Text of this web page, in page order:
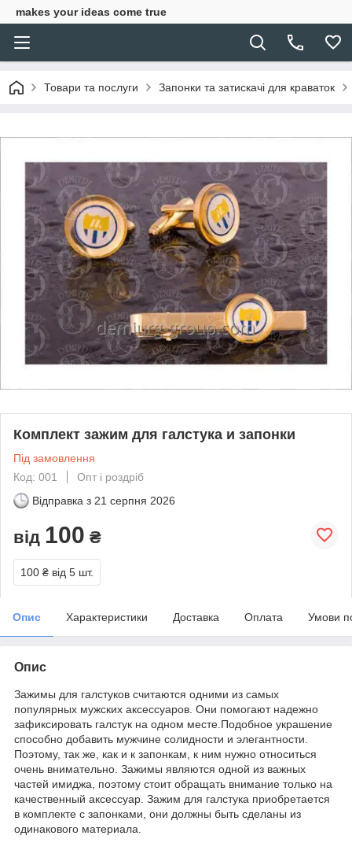
makes your ideas come true
Товари та послуги Запонки та затискачі для краваток
Комплект зажим для галстука и запонки
Під замовлення
Код: 001
Опт і роздріб
Відправка з 21 серпня 2026
від 100 ₴
100 ₴ від 5 шт.
Опис Характеристики Доставка Оплата Умови
Опис
Зажимы для галстуков считаются одними из самых
популярных мужских аксессуаров. Они помогают надежно
зафиксировать галстук на одном месте.Подобное украшение
способно добавить мужчине солидности и элегантности.
Поэтому, так же, как и к запонкам, к ним нужно относиться
очень внимательно. Зажимы являются одной из важных
частей имиджа, поэтому стоит обращать внимание только на
качественный аксессуар. Зажим для галстука приобретается
в комплекте с запонками, они должны быть сделаны из
одинакового материала.